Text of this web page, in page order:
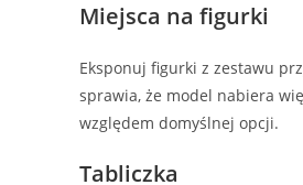
Miejsca na figurki
Eksponuj figurki z zestawu
sprawia, że model nabiera
względem domyślnej opcji.
Tabliczka